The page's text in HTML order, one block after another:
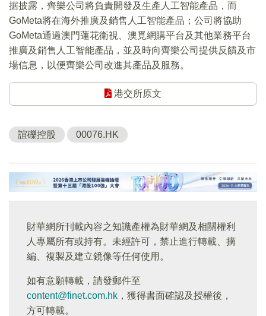
据披露，齊樂公司將負責開發及生產人工智能產品，而
GoMeta將在海外推廣及銷售人工智能產品；公司將協助
GoMeta通過澳門蓮花衛視、澳覓網購平台及其他業務平台
推廣及銷售人工智能產品，並及時向齊樂公司提供反饋及市
場信息，以便齊樂公司改進其產品及服務。
港交所原文
誼礫控股 00076.HK
財華網所刊載內容之知識產權為財華網及相關權利
人專屬所有或持有。未經許可，禁止進行轉載、摘
編、複製及建立鏡像等任何使用。
如有意願轉載，請發郵件至
content@finet.com.hk ，獲得書面確認及授權後，
方可轉載。